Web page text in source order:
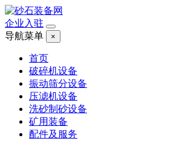
企业入驻
导航菜单
×
首页
破碎机设备
振动筛分设备
压滤机设备
洗砂制砂设备
矿用装备
配件及服务